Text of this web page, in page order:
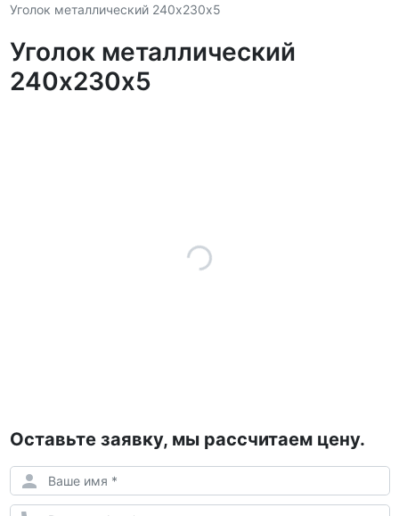
Уголок металлический 240х230х5
Уголок металлический
240х230х5
Оставьте заявку, мы рассчитаем цену.